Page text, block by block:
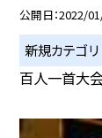
公開日 2022/
新規カテゴリ
百人一首大